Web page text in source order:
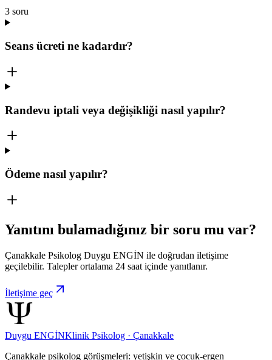
3 soru
Seans ücreti ne kadardır?
Randevu iptali veya değişikliği nasıl yapılır?
Ödeme nasıl yapılır?
Yanıtını bulamadığınız bir soru mu var?
Çanakkale Psikolog Duygu ENGİN ile doğrudan iletişime
geçilebilir. Talepler ortalama 24 saat içinde yanıtlanır.
İletişime geç
Duygu ENGİNKlinik Psikolog · Çanakkale
Çanakkale psikolog görüşmeleri: yetişkin ve çocuk-ergen